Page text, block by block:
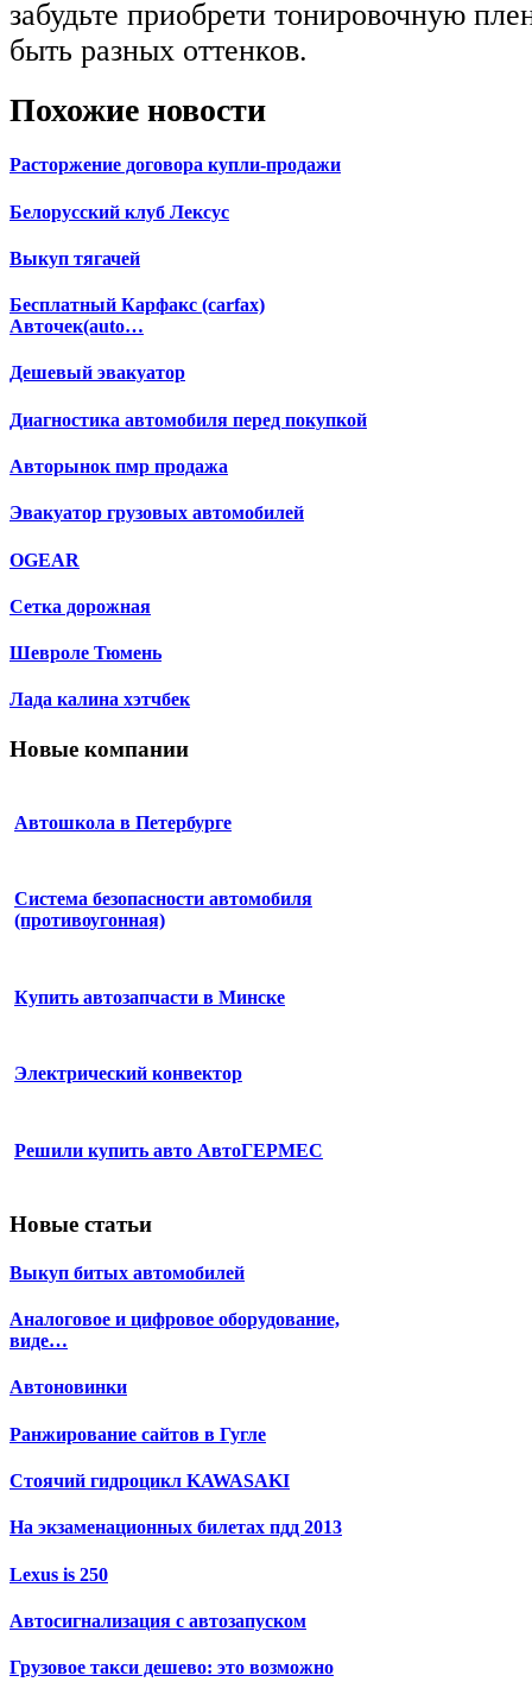
забудьте приобрети тонировочную
быть разных оттенков.
Похожие новости
Расторжение договора купли-продажи
Белорусский клуб Лексус
Выкуп тягачей
Бесплатный Карфакс (carfax)
Авточек(auto…
Дешевый эвакуатор
Диагностика автомобиля перед покупкой
Авторынок пмр продажа
Эвакуатор грузовых автомобилей
OGEAR
Сетка дорожная
Шевроле Тюмень
Лада калина хэтчбек
Новые компании
Автошкола в Петербурге
Система безопасности автомобиля
(противоугонная)
Купить автозапчасти в Минске
Электрический конвектор
Решили купить авто АвтоГЕРМЕС
Новые статьи
Выкуп битых автомобилей
Аналоговое и цифровое оборудование,
виде…
Автоновинки
Ранжирование сайтов в Гугле
Стоячий гидроцикл KAWASAKI
На экзаменационных билетах пдд 2013
Lexus is 250
Автосигнализация с автозапуском
Грузовое такси дешево: это возможно